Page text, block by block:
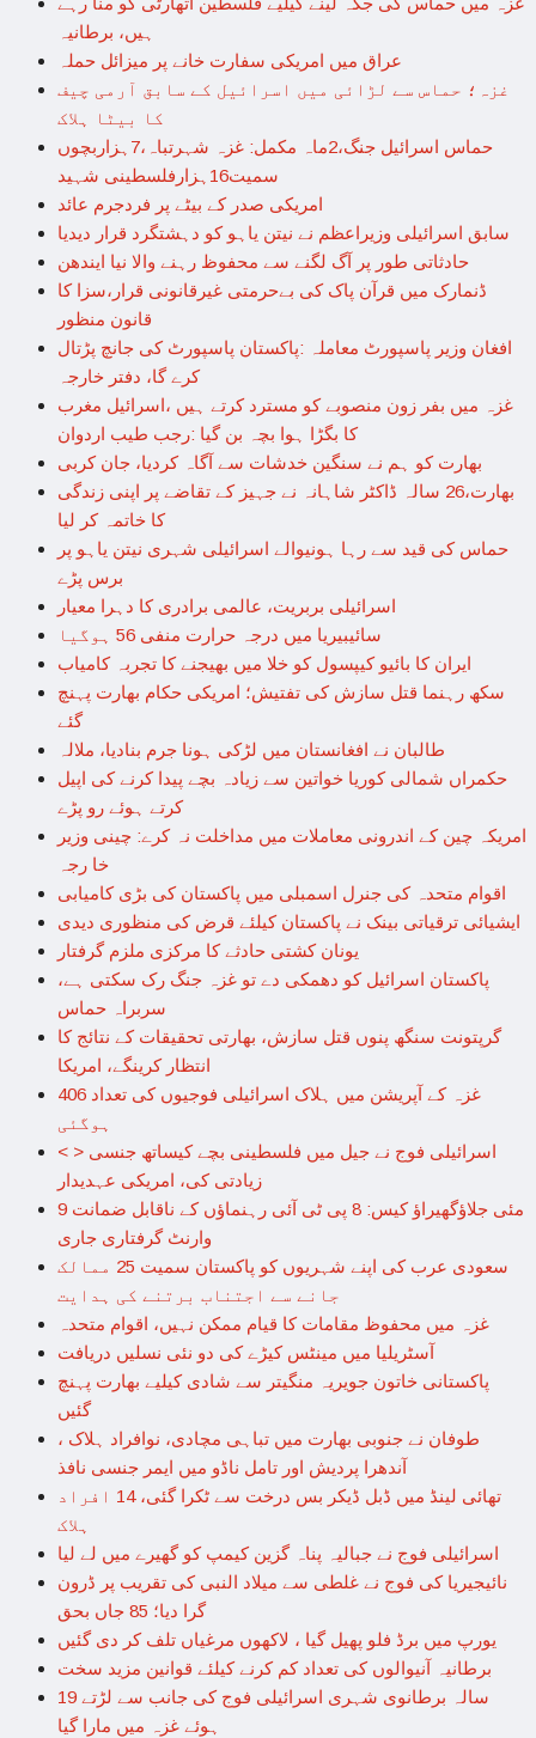
ہیں، برطانیہ
عراق میں امریکی سفارت خانے پر میزائل حملہ
غزہ؛ حماس سے لڑائی میں اسرائیل کے سابق آرمی چیف
کا بیٹا ہلاک
حماس اسرائیل جنگ،2ماہ مکمل: غزہ شہرتباہ،7ہزاربچوں
سمیت16ہزارفلسطینی شہید
امریکی صدر کے بیٹے پر فردجرم عائد
سابق اسرائیلی وزیراعظم نے نیتن یاہو کو دہشتگرد قرار دیدیا
حادثاتی طور پر آگ لگنے سے محفوظ رہنے والا نیا ایندھن
ڈنمارک میں قرآن پاک کی بےحرمتی غیرقانونی قرار،سزا کا
قانون منظور
افغان وزیر پاسپورٹ معاملہ :پاکستان پاسپورٹ کی جانچ پڑتال
کرے گا، دفتر خارجہ
غزہ میں بفر زون منصوبے کو مسترد کرتے ہیں ،اسرائیل مغرب
کا بگڑا ہوا بچہ بن گیا :رجب طیب اردوان
بھارت کو ہم نے سنگین خدشات سے آگاہ کردیا، جان کربی
بھارت،26 سالہ ڈاکٹر شاہانہ نے جہیز کے تقاضے پر اپنی زندگی
کا خاتمہ کر لیا
حماس کی قید سے رہا ہونیوالے اسرائیلی شہری نیتن یاہو پر
برس پڑے
اسرائیلی بربریت، عالمی برادری کا دہرا معیار
سائیبیریا میں درجہ حرارت منفی 56 ہوگیا
ایران کا بائیو کیپسول کو خلا میں بھیجنے کا تجربہ کامیاب
سکھ رہنما قتل سازش کی تفتیش؛ امریکی حکام بھارت پہنچ
گئے
طالبان نے افغانستان میں لڑکی ہونا جرم بنادیا، ملالہ
حکمراں شمالی کوریا خواتین سے زیادہ بچے پیدا کرنے کی اپیل
کرتے ہوئے رو پڑے
امریکہ چین کے اندرونی معاملات میں مداخلت نہ کرے: چینی وزیر
خا رجہ
اقوام متحدہ کی جنرل اسمبلی میں پاکستان کی بڑی کامیابی
ایشیائی ترقیاتی بینک نے پاکستان کیلئے قرض کی منظوری دیدی
یونان کشتی حادثے کا مرکزی ملزم گرفتار
پاکستان اسرائیل کو دھمکی دے تو غزہ جنگ رک سکتی ہے،
سربراہ حماس
گرپتونت سنگھ پنوں قتل سازش، بھارتی تحقیقات کے نتائج کا
انتظار کرینگے، امریکا
غزہ کے آپریشن میں ہلاک اسرائیلی فوجیوں کی تعداد 406
ہوگئی
< > اسرائیلی فوج نے جیل میں فلسطینی بچے کیساتھ جنسی
زیادتی کی، امریکی عہدیدار
9 مئی جلاؤگھیراؤ کیس: 8 پی ٹی آئی رہنماؤں کے ناقابل ضمانت
وارنٹ گرفتاری جاری
سعودی عرب کی اپنے شہریوں کو پاکستان سمیت 25 ممالک
جانے سے اجتناب برتنے کی ہدایت
غزہ میں محفوظ مقامات کا قیام ممکن نہیں، اقوام متحدہ
آسٹریلیا میں مینٹس کیڑے کی دو نئی نسلیں دریافت
پاکستانی خاتون جویریہ منگیتر سے شادی کیلیے بھارت پہنچ
گئیں
طوفان نے جنوبی بھارت میں تباہی مچادی، نوافراد ہلاک ،
آندھرا پردیش اور تامل ناڈو میں ایمر جنسی نافذ
تھائی لینڈ میں ڈبل ڈیکر بس درخت سے ٹکرا گئی، 14 افراد
ہلاک
اسرائیلی فوج نے جبالیہ پناہ گزین کیمپ کو گھیرے میں لے لیا
نائیجیریا کی فوج نے غلطی سے میلاد النبی کی تقریب پر ڈرون
گرا دیا؛ 85 جاں بحق
یورپ میں برڈ فلو پھیل گیا ، لاکھوں مرغیاں تلف کر دی گئیں
برطانیہ آنیوالوں کی تعداد کم کرنے کیلئے قوانین مزید سخت
19 سالہ برطانوی شہری اسرائیلی فوج کی جانب سے لڑتے
ہوئے غزہ میں مارا گیا